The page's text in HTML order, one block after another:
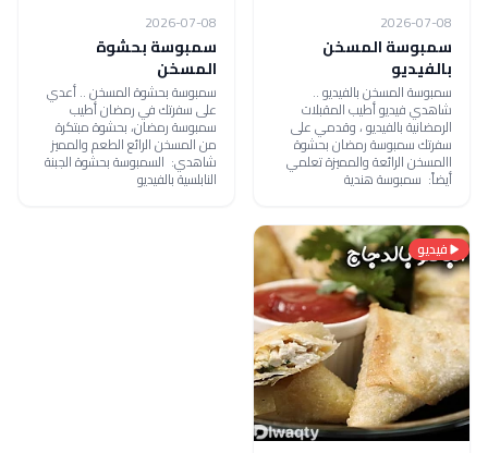
2026-07-08
سمبوسة المسخن
بالفيديو
سمبوسة المسخن بالفيديو ..
شاهدي فيديو أطيب المقبلات
الرمضانية بالفيديو ، وقدمي على
سفرتك سمبوسة رمضان بحشوة
االمسخن الرائعة والمميزة تعلمي
أيضاً: سمبوسة هندية
2026-07-08
سمبوسة بحشوة
المسخن
سمبوسة بحشوة المسخن .. أعدي
على سفرتك في رمضان أطيب
سمبوسة رمضان، بحشوة مبتكرة
من المسخن الرائع الطعم والمميز
شاهدي: السمبوسة بحشوة الجبنة
النابلسية بالفيديو
فيديو